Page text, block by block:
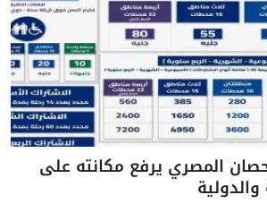
المصري يرفع مكانته على